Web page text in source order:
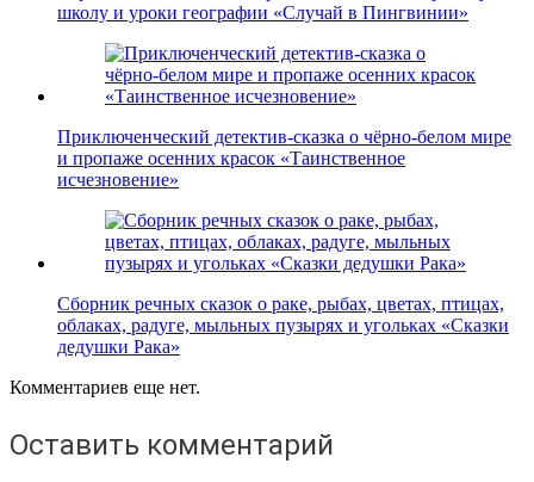
школу и уроки географии «Случай в Пингвинии»
Приключенческий детектив-сказка о чёрно-белом мире
и пропаже осенних красок «Таинственное
исчезновение»
Сборник речных сказок о раке, рыбах, цветах, птицах,
облаках, радуге, мыльных пузырях и угольках «Сказки
дедушки Рака»
Комментариев еще нет.
Оставить комментарий